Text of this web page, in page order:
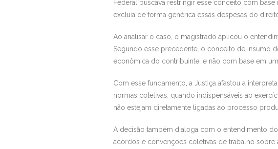
Federal buscava restringir esse conceito com base
excluía de forma genérica essas despesas do
Ao analisar o caso, o magistrado aplicou o
Segundo esse precedente, o conceito de insumo
econômica do contribuinte, e não com base em
Com esse fundamento, a Justiça afastou a
normas coletivas, quando indispensáveis ao
não estejam diretamente ligadas ao processo
A decisão também dialoga com o entendimento
acordos e convenções coletivas de trabalho sobre